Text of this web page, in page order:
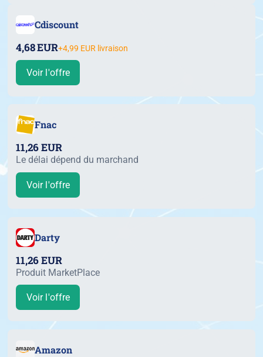
Cdiscount
4,68 EUR+4,99 EUR livraison
Voir l'offre
Fnac
11,26 EUR
Le délai dépend du marchand
Voir l'offre
Darty
11,26 EUR
Produit MarketPlace
Voir l'offre
Amazon